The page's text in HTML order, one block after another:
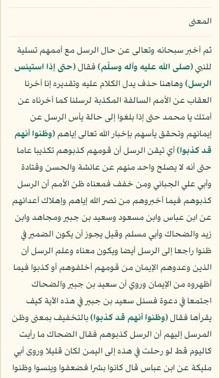
المعنى
ثم أخبر سبحانه وتعالى عن حال الرسل مع أممهم تسلية
للنبي(صلى الله عليه وآله وسلّم)فقال﴿حتى إذا استيئس
الرسل﴾وهاهنا حذف يدل الكلام عليه وتقديره إنا أخرنا
العقاب عن الأمم السالفة المكذبة لرسلنا كما أخرناه عن
أمتك يا محمد حتى إذا بلغوا إلى حالة يأس الرسل عن
إيمانهم وتحقق يأسهم بإخبار الله تعالى إياهم﴿وظنوا أنهم
قد كذبوا﴾أي تيقن الرسل أن قومهم كذبوهم تكذيبا عاما
حتى أنه لا يصلح واحد منهم عن عائشة والحسن وقتادة
وأبي علي الجبائي ومن خفف فمعناه ظن الأمم أن الرسل
كذبوهم فيما أخبروهم من نصر الله إياهم وإهلاك أعدائهم
عن ابن عباس وابن مسعود وسعيد بن جبير ومجاهد وابن
زيد والضحاك وأبي مسلم وقيل يجوز أن يكون الضمير في
ظنوا راجعا إلى الرسل أيضا ويكون معناه وعلم الرسل أن
الذين وعدوهم الإيمان من قومهم أخلفوهم أو كذبوا فيما
أظهروه من الإيمان وروي أن سعيد بن جبير والضحاك
اجتمعا في دعوة فسئل سعيد بن جبير في هذه الآية كيف
يقرأها فقال﴿وظنوا أنهم قد كذبوا﴾بالتخفيف بمعنى وظن
المرسل إليهم أن الرسل كذبوهم فقال الضحاك ما رأيت
كاليوم قط لو رحلت في هذه إلى اليمن لكان قليلا وروى أبي
مليكة عن ابن عباس قال كانوا بشرا فضعفوا ويئسوا وظنوا